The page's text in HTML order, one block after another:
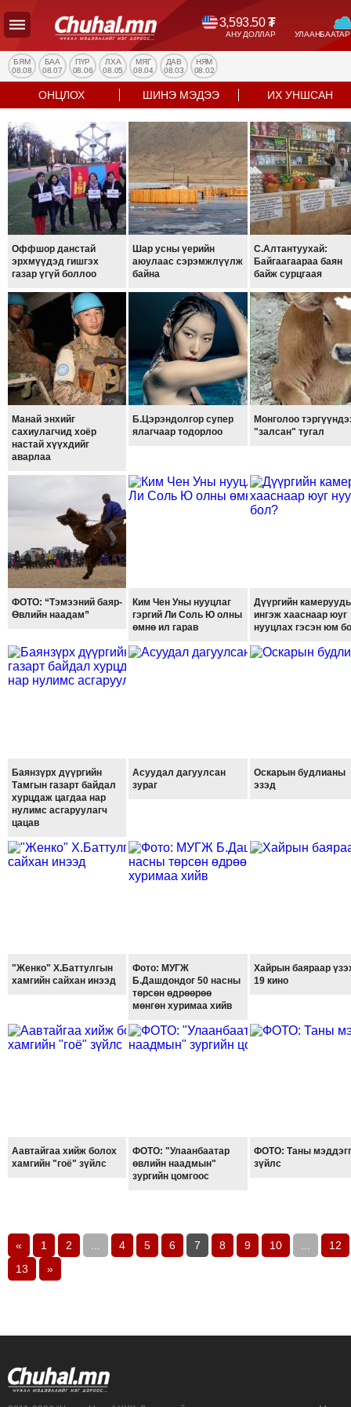
3,593.50₮
АНУ ДОЛЛАР
УЛС
ТӨР
НИЙГЭМ
ЗАСАГ
ЭРҮҮЛ
МЭНД
СПОРТ
БОЛОВСРОЛ
ENTERTAINMENT
ДЭЛХИЙН
МЭДЭЭ
МЭДЭЭ
НИЙСЛЭЛ
ТАНИН
МЭДЭХҮЙ
ТЕХНОЛОГИ
ҮЙЛДВЭРИЙН
ЭРГЭН
ТОЙРОНД
"ОУВС"-
ИЙН
ЭРГЭН
"ЖИ
ТАЙМ"ЫН
ЭРГЭН
ОСЛЫН
ЭРГЭН
ТОЙРОНД
ТӨВСИЙН
ТОДОТГОЛЫН
ТОЙРОНД
СУРГУУЛИЙН
ЭРГЭН
ТОЙРОНД
БЯМ
08.08
БАА
08.07
ПҮР
08.06
ЛХА
08.05
МЯГ
08.04
ДАВ
08.03
НЯМ
08.02
ОНЦЛОХ ШИНЭ МЭДЭЭ ИХ УНШСАН
Оффшор данстай
эрхмүүдэд гишгэх
газар үгүй боллоо
Шар усны үерийн
аюулаас сэрэмжлүүлж
байна
С.Алтантуухай:
Байгаагаараа баян
байж сурцгаая
Манай энхийг
сахиулагчид хоёр
настай хүүхдийг
аварлаа
Б.Цэрэндолгор супер
ялагчаар тодорлоо
Монголоо
"залсан" тугал
ФОТО: “Тэмээний баяр-
Өвлийн наадам”
Ким Чен Уны нууцлаг
гэргий Ли Соль Ю олны
өмнө ил гарав
Дүүргийн
ингэж хааснаар юуг
нууцлах гэсэн юм
Баянзүрх дүүргийн
Тамгын газарт байдал
хурцдаж цагдаа нар
нулимс асгаруулагч
цацав
Асуудал дагуулсан
зураг
Оскарын будлианы
эзэд
"Женко" Х.Баттулгын
хамгийн сайхан инээд
Фото: МУГЖ
Б.Дашдондог 50 насны
төрсөн өдрөөрөө
мөнгөн хуримаа хийв
Хайрын баяраар
19 кино
Аавтайгаа хийж болох
хамгийн "гоё" зүйлс
ФОТО: "Улаанбаатар
өвлийн наадмын"
зургийн цомгоос
ФОТО: Таны
зүйлс
« 1 2 ... 4 5 6 7 8 9 10 ...
12
13
»